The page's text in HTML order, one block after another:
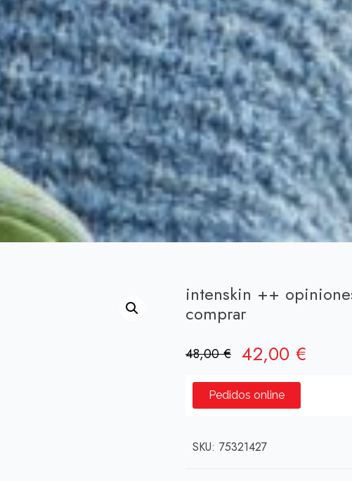
intenskin ++
comprar
48,00€ El
original
era:
48,00 €.
42,00 €
Pedidos online
SKU: 75321427